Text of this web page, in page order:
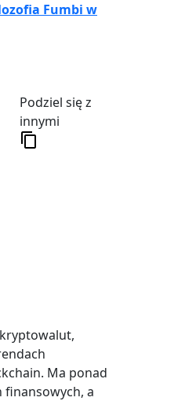
Fumbi w
Podziel się z
innymi
Ma ponad
finansowych, a